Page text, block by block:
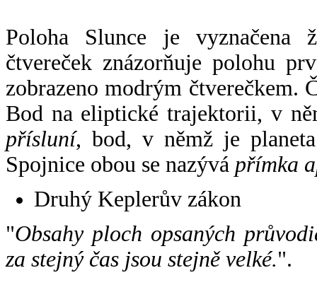
Poloha Slunce je vyznačena
čtvereček znázorňuje polohu
zobrazeno modrým čtverečkem.
Bod na eliptické trajektorii, v
přísluní, bod, v němž je
Spojnice obou se nazývá přímka
Druhý Keplerův zákon
"Obsahy ploch opsaných
za stejný čas jsou stejně velké.".